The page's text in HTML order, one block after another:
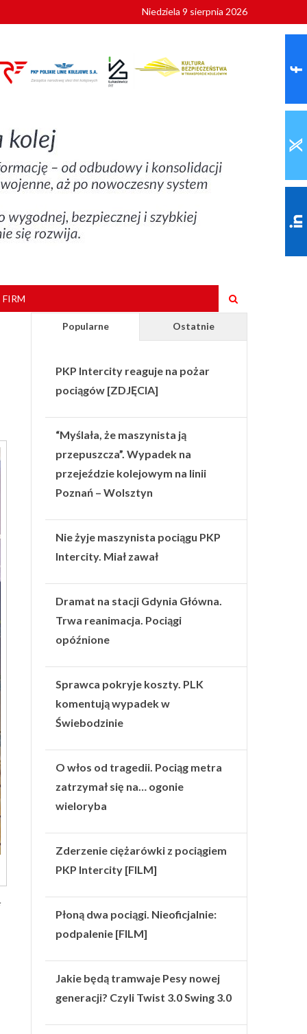
Niedziela 9 sierpnia 2026
Popularne Ostatnie
PKP Intercity reaguje na pożar
pociągów [ZDJĘCIA]
“Myślała, że maszynista ją
przepuszcza”. Wypadek na
przejeździe kolejowym na linii
Poznań – Wolsztyn
Nie żyje maszynista pociągu PKP
Intercity. Miał zawał
Dramat na stacji Gdynia Główna.
Trwa reanimacja. Pociągi
opóźnione
Sprawca pokryje koszty. PLK
komentują wypadek w
Świebodzinie
O włos od tragedii. Pociąg metra
zatrzymał się na… ogonie
wieloryba
Zderzenie ciężarówki z pociągiem
PKP Intercity [FILM]
Płoną dwa pociągi. Nieoficjalnie:
podpalenie [FILM]
Jakie będą tramwaje Pesy nowej
generacji? Czyli Twist 3.0 Swing 3.0